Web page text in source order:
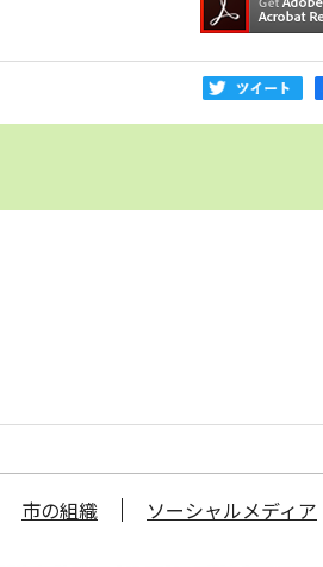
市の組織 ソーシャルメディア